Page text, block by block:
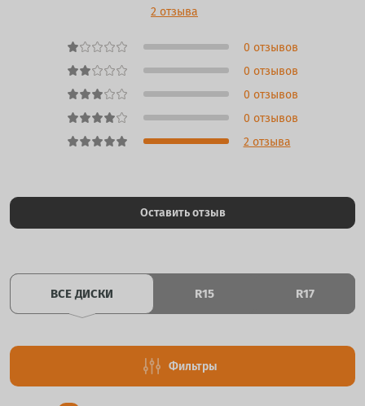
2 отзыва
0 отзывов
0 отзывов
0 отзывов
0 отзывов
2 отзыва
Оставить отзыв
ВСЕ ДИСКИ R15 R17
Фильтры